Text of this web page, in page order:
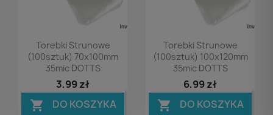
Podgląd
Torebki Strunowe
(100sztuk) 70x100mm
35mic DOTTS
3,99 zł
 DO KOSZYKA
Podgląd
Torebki Strunowe
(100sztuk) 100x120mm
35mic DOTTS
6,99 zł
 DO KOSZYKA